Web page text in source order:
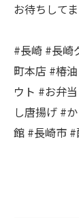
お待ちしてま
#長崎 #長崎
町本店 #椿
ウト #お弁
し唐揚げ #
館 #長崎市 #